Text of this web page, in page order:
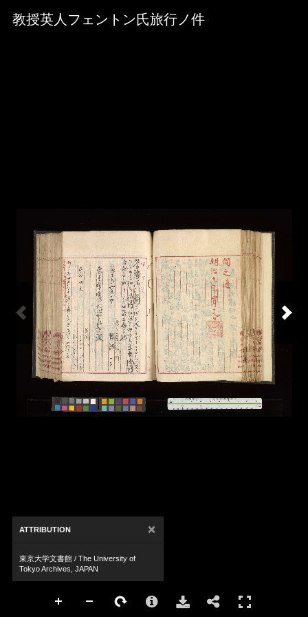
Media Viewer
教授英人フェントン氏旅行ノ件
ATTRIBUTION ×
東京大学文書館 / The University of
Tokyo Archives, JAPAN